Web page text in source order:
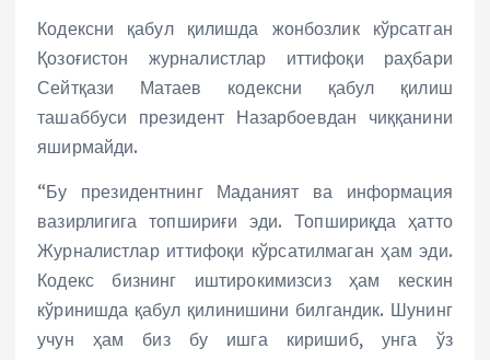
Кодексни қабул қилишда жонбозлик кўрсатган
Қозоғистон журналистлар иттифоқи раҳбари
Сейтқази Матаев кодексни қабул қилиш
ташаббуси президент Назарбоевдан чиққанини
яширмайди.
“Бу президентнинг Маданият ва информация
вазирлигига топшириғи эди. Топшириқда ҳатто
Журналистлар иттифоқи кўрсатилмаган ҳам эди.
Кодекс бизнинг иштирокимизсиз ҳам кескин
кўринишда қабул қилинишини билгандик. Шунинг
учун ҳам биз бу ишга киришиб, унга ўз